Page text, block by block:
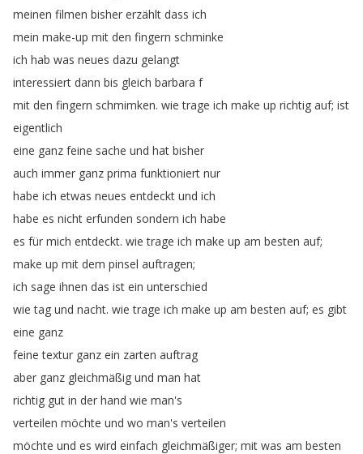
meinen filmen bisher erzählt dass ich
mein make-up mit den fingern schminke
ich hab was neues dazu gelangt
interessiert dann bis gleich barbara f
mit den fingern schmimken. wie trage ich make up richtig auf; ist
eigentlich
eine ganz feine sache und hat bisher
auch immer ganz prima funktioniert nur
habe ich etwas neues entdeckt und ich
habe es nicht erfunden sondern ich habe
es für mich entdeckt. wie trage ich make up am besten auf;
make up mit dem pinsel auftragen;
ich sage ihnen das ist ein unterschied
wie tag und nacht. wie trage ich make up am besten auf; es gibt
eine ganz
feine textur ganz ein zarten auftrag
aber ganz gleichmäßig und man hat
richtig gut in der hand wie man's
verteilen möchte und wo man's verteilen
möchte und es wird einfach gleichmäßiger; mit was am besten